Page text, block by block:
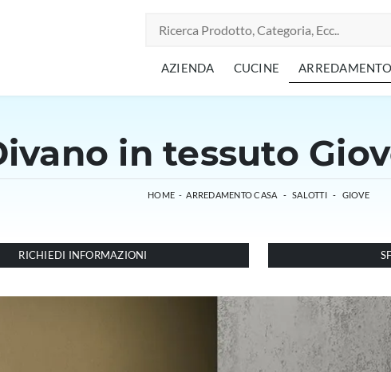
AZIENDA CUCINE
in tessuto
HOME - ARREDAMENTO CASA - SALOTTI - GIOVE
RICHIEDI INFORMAZIONI